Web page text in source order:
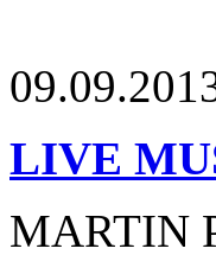
LIVE
MARTIN